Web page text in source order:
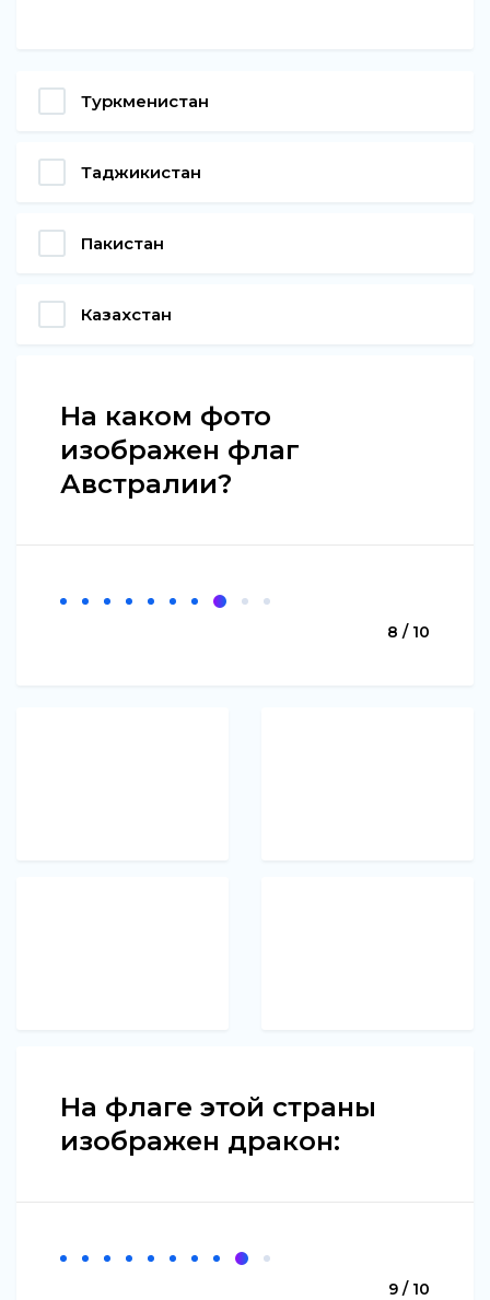
Туркменистан
Таджикистан
Пакистан
Казахстан
На каком фото
изображен флаг
Австралии?
8 / 10
На флаге этой страны
изображен дракон:
9 / 10